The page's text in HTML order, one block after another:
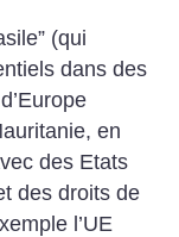
(qui
dans des
en
des Etats
des droits de
l’UE